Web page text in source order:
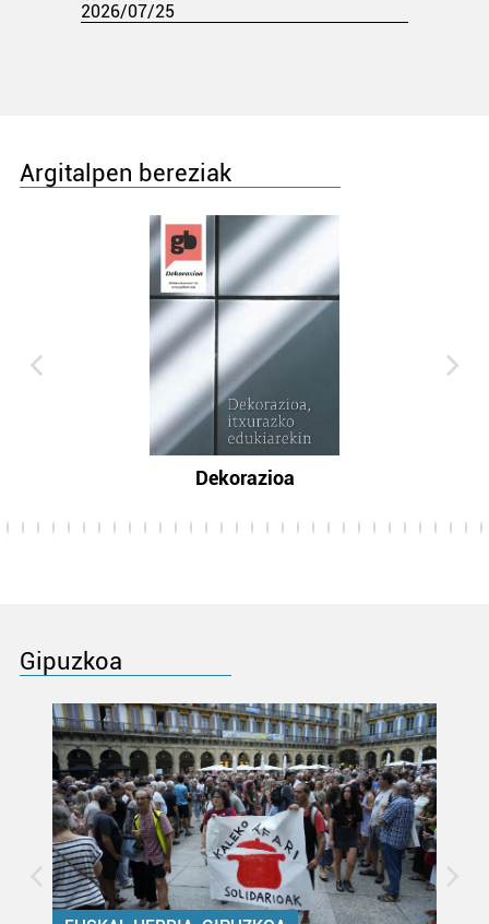
2026/07/25
Argitalpen bereziak
Dekorazioa
Gipuzkoa